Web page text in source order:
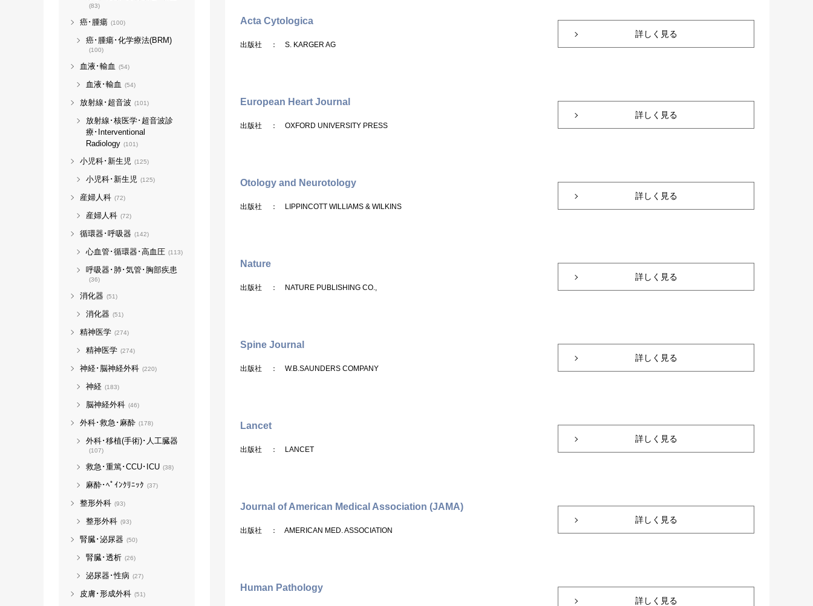
Acta Cytologica
出版社 ： S. KARGER AG
詳しく見る
European Heart Journal
出版社 ： OXFORD UNIVERSITY PRESS
詳しく見る
Otology and Neurotology
出版社 ： LIPPINCOTT WILLIAMS & WILKINS
詳しく見る
Nature
出版社 ： NATURE PUBLISHING CO.,
詳しく見る
Spine Journal
出版社 ： W.B.SAUNDERS COMPANY
詳しく見る
Lancet
出版社 ： LANCET
詳しく見る
Journal of American Medical Association (JAMA)
出版社 ： AMERICAN MED. ASSOCIATION
詳しく見る
Human Pathology
詳しく見る
(83)
癌･腫瘍 (100)
癌･腫瘍･化学療法(BRM)
(100)
血液･輸血 (54)
血液･輸血 (54)
放射線･超音波 (101)
放射線･核医学･超音波診
療･Interventional
Radiology (101)
小児科･新生児 (125)
小児科･新生児 (125)
産婦人科 (72)
産婦人科 (72)
循環器･呼吸器 (142)
心血管･循環器･高血圧 (113)
呼吸器･肺･気管･胸部疾患
(36)
消化器 (51)
消化器 (51)
精神医学 (274)
精神医学 (274)
神経･脳神経外科 (220)
神経 (183)
脳神経外科 (46)
外科･救急･麻酔 (178)
外科･移植(手術)･人工臓器
(107)
救急･重篤･CCU･ICU (38)
麻酔･ﾍﾟｲﾝｸﾘﾆｯｸ (37)
整形外科 (93)
整形外科 (93)
腎臓･泌尿器 (50)
腎臓･透析 (26)
泌尿器･性病 (27)
皮膚･形成外科 (51)